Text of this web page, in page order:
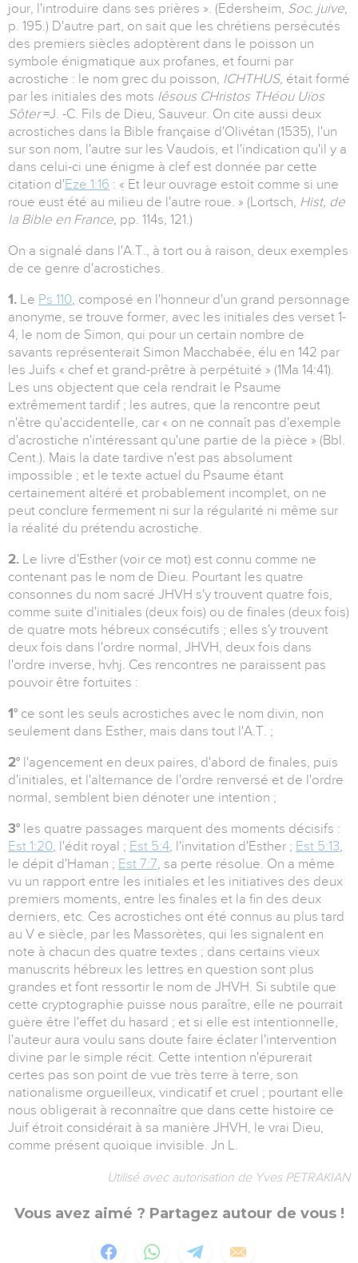
jour, l'introduire dans ses prières ». (Edersheim, Soc. juive,
p. 195.) D'autre part, on sait que les chrétiens persécutés
des premiers siècles adoptèrent dans le poisson un
symbole énigmatique aux profanes, et fourni par
acrostiche : le nom grec du poisson, ICHTHUS, était formé
par les initiales des mots Iêsous CHristos THéou Uïos
Sôter=J. -C. Fils de Dieu, Sauveur. On cite aussi deux
acrostiches dans la Bible française d'Olivétan (1535), l'un
sur son nom, l'autre sur les Vaudois, et l'indication qu'il y a
dans celui-ci une énigme à clef est donnée par cette
citation d'Eze 1:16 : « Et leur ouvrage estoit comme si une
roue eust été au milieu de l'autre roue. » (Lortsch, Hist, de
la Bible en France, pp. 114s, 121.)
On a signalé dans l'A.T., à tort ou à raison, deux exemples
de ce genre d'acrostiches.
1. Le Ps 110, composé en l'honneur d'un grand personnage
anonyme, se trouve former, avec les initiales des verset 1-
4, le nom de Simon, qui pour un certain nombre de
savants représenterait Simon Macchabée, élu en 142 par
les Juifs « chef et grand-prêtre à perpétuité » (1Ma 14:41).
Les uns objectent que cela rendrait le Psaume
extrêmement tardif ; les autres, que la rencontre peut
n'être qu'accidentelle, car « on ne connaît pas d'exemple
d'acrostiche n'intéressant qu'une partie de la pièce » (Bbl.
Cent.). Mais la date tardive n'est pas absolument
impossible ; et le texte actuel du Psaume étant
certainement altéré et probablement incomplet, on ne
peut conclure fermement ni sur la régularité ni même sur
la réalité du prétendu acrostiche.
2. Le livre d'Esther (voir ce mot) est connu comme ne
contenant pas le nom de Dieu. Pourtant les quatre
consonnes du nom sacré JHVH s'y trouvent quatre fois,
comme suite d'initiales (deux fois) ou de finales (deux fois)
de quatre mots hébreux consécutifs ; elles s'y trouvent
deux fois dans l'ordre normal, JHVH, deux fois dans
l'ordre inverse, hvhj. Ces rencontres ne paraissent pas
pouvoir être fortuites :
1° ce sont les seuls acrostiches avec le nom divin, non
seulement dans Esther, mais dans tout l'A.T. ;
2° l'agencement en deux paires, d'abord de finales, puis
d'initiales, et l'alternance de l'ordre renversé et de l'ordre
normal, semblent bien dénoter une intention ;
3° les quatre passages marquent des moments décisifs :
Est 1:20, l'édit royal ; Est 5:4, l'invitation d'Esther ; Est 5:13,
le dépit d'Haman ; Est 7:7, sa perte résolue. On a même
vu un rapport entre les initiales et les initiatives des deux
premiers moments, entre les finales et la fin des deux
derniers, etc. Ces acrostiches ont été connus au plus tard
au V e siècle, par les Massorètes, qui les signalent en
note à chacun des quatre textes ; dans certains vieux
manuscrits hébreux les lettres en question sont plus
grandes et font ressortir le nom de JHVH. Si subtile que
cette cryptographie puisse nous paraître, elle ne pourrait
guère être l'effet du hasard ; et si elle est intentionnelle,
l'auteur aura voulu sans doute faire éclater l'intervention
divine par le simple récit. Cette intention n'épurerait
certes pas son point de vue très terre à terre, son
nationalisme orgueilleux, vindicatif et cruel ; pourtant elle
nous obligerait à reconnaître que dans cette histoire ce
Juif étroit considérait à sa manière JHVH, le vrai Dieu,
comme présent quoique invisible. Jn L.
Utilisé avec autorisation de Yves PETRAKIAN
Vous avez aimé ? Partagez autour de vous !